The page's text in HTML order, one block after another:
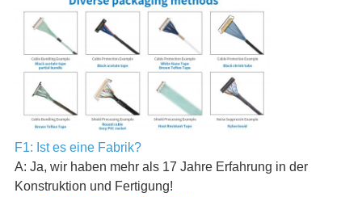
F1: Ist es eine Fabrik?
A: Ja, wir haben mehr als 17 Jahre Erfahrung in der
Konstruktion und Fertigung!